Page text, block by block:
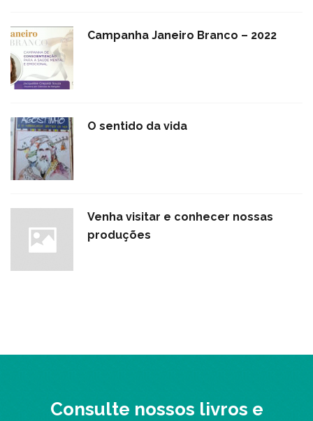
Campanha Janeiro Branco – 2022
O sentido da vida
Venha visitar e conhecer nossas
produções
Consulte nossos livros e